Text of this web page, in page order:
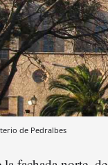
de Pedralbes